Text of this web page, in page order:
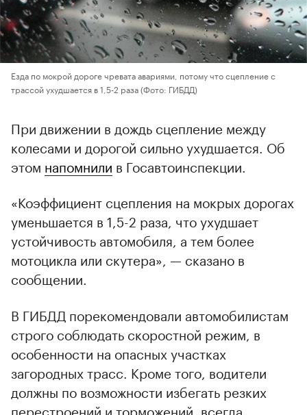
Езда по мокрой дороге чревата авариями, потому что сцепление с
трассой ухудшается в 1,5-2 раза(Фото: ГИБДД)
При движении в дождь сцепление между
колесами и дорогой сильно ухудшается. Об
этом напомнили в Госавтоинспекции.
«Коэффициент сцепления на мокрых дорогах
уменьшается в 1,5-2 раза, что ухудшает
устойчивость автомобиля, а тем более
мотоцикла или скутера», — сказано в
сообщении.
В ГИБДД порекомендовали автомобилистам
строго соблюдать скоростной режим, в
особенности на опасных участках
загородных трасс. Кроме того, водители
должны по возможности избегать резких
перестроений и торможений, всегда